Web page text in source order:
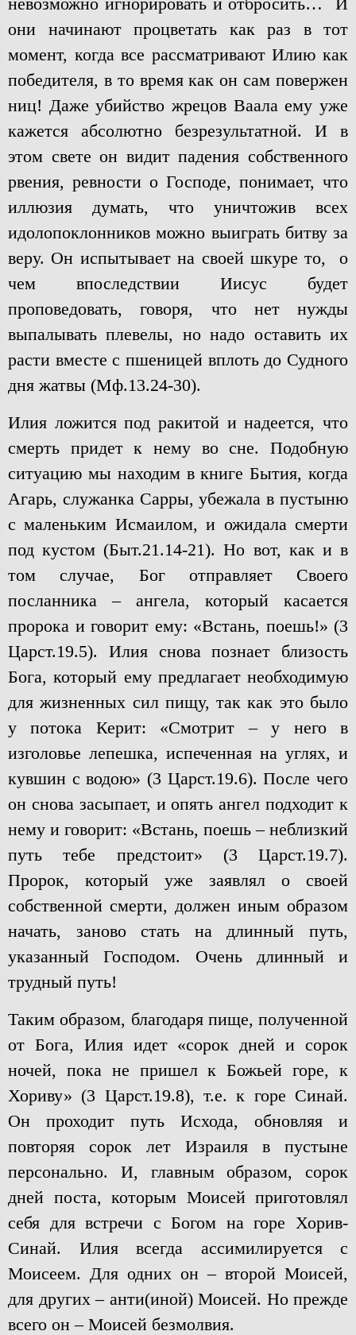
они начинают процветать как раз в тот
момент, когда все рассматривают Илию как
победителя, в то время как он сам повержен
ниц! Даже убийство жрецов Ваала ему уже
кажется абсолютно безрезультатной. И в
этом свете он видит падения собственного
рвения, ревности о Господе, понимает, что
иллюзия думать, что уничтожив всех
идолопоклонников можно выиграть битву за
веру. Он испытывает на своей шкуре то, о
чем впоследствии Иисус будет
проповедовать, говоря, что нет нужды
выпалывать плевелы, но надо оставить их
расти вместе с пшеницей вплоть до Судного
дня жатвы (Мф.13.24-30).
Илия ложится под ракитой и надеется, что
смерть придет к нему во сне. Подобную
ситуацию мы находим в книге Бытия, когда
Агарь, служанка Сарры, убежала в пустыню
с маленьким Исмаилом, и ожидала смерти
под кустом (Быт.21.14-21). Но вот, как и в
том случае, Бог отправляет Своего
посланника – ангела, который касается
пророка и говорит ему: «Встань, поешь!» (3
Царст.19.5). Илия снова познает близость
Бога, который ему предлагает необходимую
для жизненных сил пищу, так как это было
у потока Керит: «Смотрит – у него в
изголовье лепешка, испеченная на углях, и
кувшин с водою» (3 Царст.19.6). После чего
он снова засыпает, и опять ангел подходит к
нему и говорит: «Встань, поешь – неблизкий
путь тебе предстоит» (3 Царст.19.7).
Пророк, который уже заявлял о своей
собственной смерти, должен иным образом
начать, заново стать на длинный путь,
указанный Господом. Очень длинный и
трудный путь!
Таким образом, благодаря пище, полученной
от Бога, Илия идет «сорок дней и сорок
ночей, пока не пришел к Божьей горе, к
Хориву» (3 Царст.19.8), т.е. к горе Синай.
Он проходит путь Исхода, обновляя и
повторяя сорок лет Израиля в пустыне
персонально. И, главным образом, сорок
дней поста, которым Моисей приготовлял
себя для встречи с Богом на горе Хорив-
Синай. Илия всегда ассимилируется с
Моисеем. Для одних он – второй Моисей,
для других – анти(иной) Моисей. Но прежде
всего он – Моисей безмолвия.